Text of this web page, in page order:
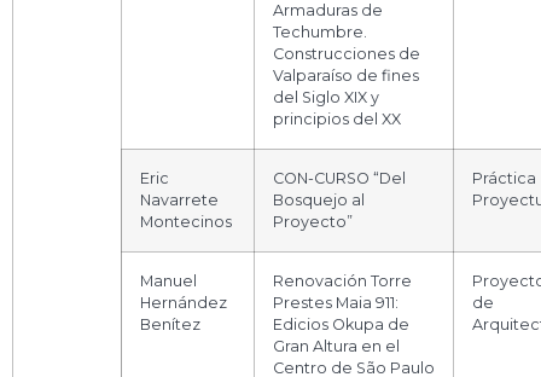
Armaduras de
Techumbre.
Construcciones de
Valparaíso de fines
del Siglo XIX y
principios del XX
Eric
Navarrete
Montecinos
CON-CURSO “Del
Bosquejo al
Proyecto”
Práctica
Manuel
Hernández
Benítez
Renovación Torre
Prestes Maia 911:
Edicios Okupa de
Gran Altura en el
Centro de São Paulo
de